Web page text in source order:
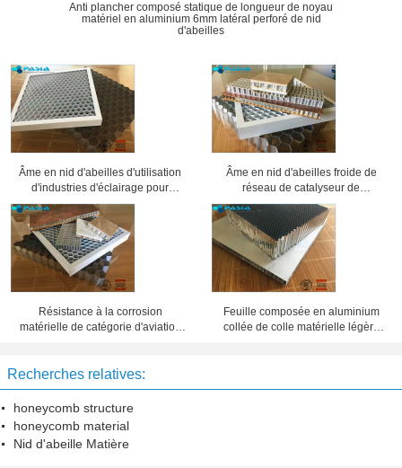
Anti plancher composé statique de longueur de noyau
matériel en aluminium 6mm latéral perforé de nid
d'abeilles
Âme en nid d'abeilles d'utilisation
d'industries d'éclairage pour
différentes grilles de projecteur
d'exposition
Âme en nid d'abeilles froide de
réseau de catalyseur de
climatisation, panneaux en
aluminium de nid d'abeilles
Résistance à la corrosion
matérielle de catégorie d'aviation
Feuille composée en aluminium
collée de colle matérielle légère
Recherches relatives:
honeycomb structure
honeycomb material
Nid d'abeille Matière